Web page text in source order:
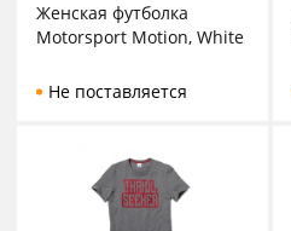
Женская футболка
Motorsport Motion, White
Не поставляется